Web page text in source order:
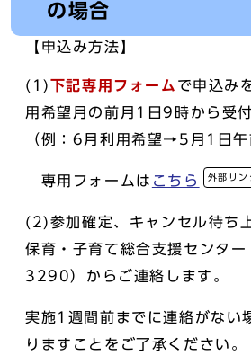
の場合
【申込み方法】
(1)下記専用フォーム で申込み
用希望月の前月1日9時から受
（例：6月利用希望→5月1日午
専用フォームは こちら 外部リン
(2)参加確定、キャンセル待ち
保育・子育て総合支援センタ
3290）からご連絡します。
実施1週間前までに連絡がない
りますことをご了承ください。